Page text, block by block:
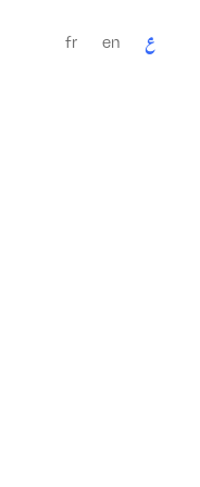
fr en ع